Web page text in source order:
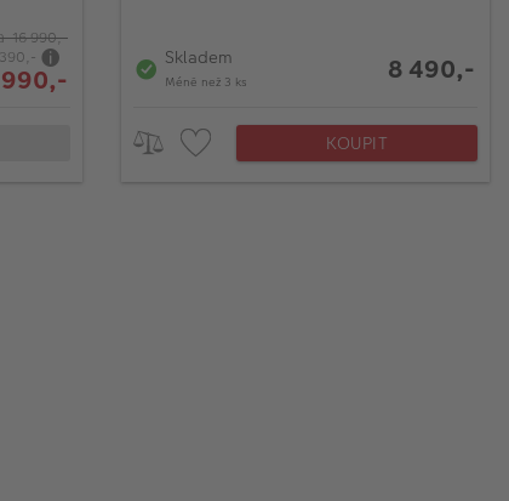
16 990,-
Skladem
Méně než 3 ks 8 490,-
KOUPIT